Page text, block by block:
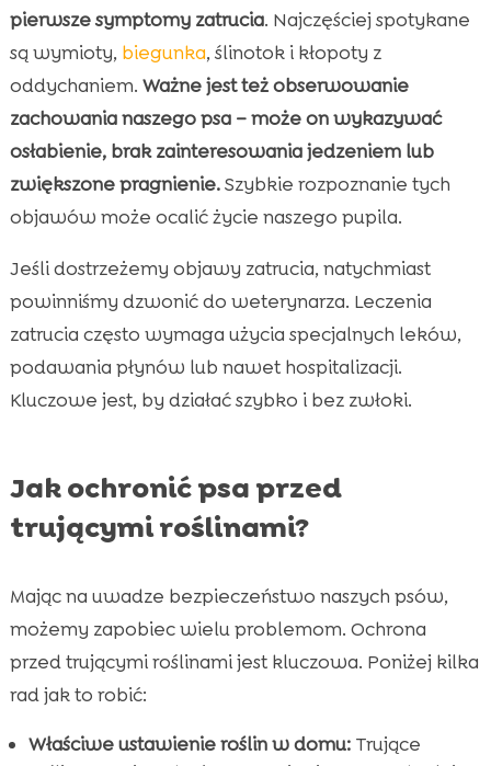
pierwsze symptomy zatrucia. Najczęściej spotykane
są wymioty, biegunka, ślinotok i kłopoty z
oddychaniem. Ważne jest też obserwowanie
zachowania naszego psa – może on wykazywać
osłabienie, brak zainteresowania jedzeniem lub
zwiększone pragnienie.Szybkie rozpoznanie tych
objawów może ocalić życie naszego pupila.
Jeśli dostrzeżemy objawy zatrucia, natychmiast
powinniśmy dzwonić do weterynarza. Leczenia
zatrucia często wymaga użycia specjalnych leków,
podawania płynów lub nawet hospitalizacji.
Kluczowe jest, by działać szybko i bez zwłoki.
Jak ochronić psa przed
trującymi roślinami?
Mając na uwadze bezpieczeństwo naszych psów,
możemy zapobiec wielu problemom. Ochrona
przed trującymi roślinami jest kluczowa. Poniżej kilka
rad jak to robić:
Właściwe ustawienie roślin w domu:Trujące